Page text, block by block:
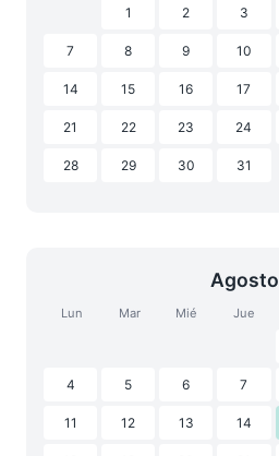
1 2 3
7 8 9 10
14 15 16 17
21 22 23 24
28 29 30 31
Agosto
Lun Mar Mié Jue
4 5 6 7
11 12 13 14